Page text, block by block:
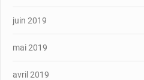
juin 2019
mai 2019
avril 2019